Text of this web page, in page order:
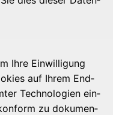
Ihre Ein­wil­li­gung
auf Ihrem End­
Tech­no­lo­gien ein­
zu doku­men­